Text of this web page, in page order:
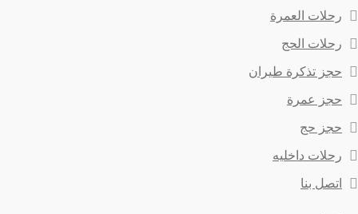
رحلات العمرة
رحلات الحج
حجز تذكرة طيران
حجز عمرة
حجز حج
رحلات داخليه
اتصل بنا